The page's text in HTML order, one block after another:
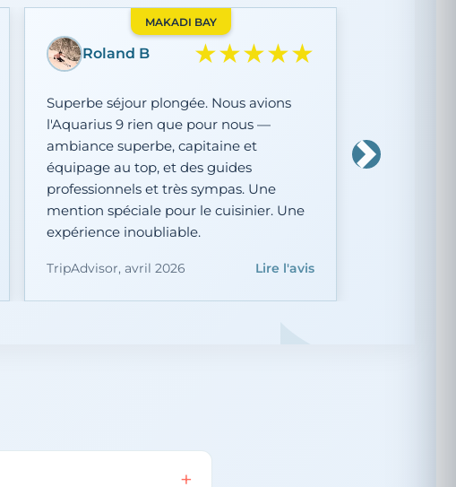
MAKADI BAY
Olof F ★★★★★
Une expérience de plongée fantastique
— professionnelle, sûre et bien
organisée. On se croirait presque dans
une petite famille plutôt que dans un
centre de plongée. Nous avons vu des
poulpes, des seiches, des raies aigles et
des tortues. Je recommande vivement !
TripAdvisor, mars 2026 Lire l'avis